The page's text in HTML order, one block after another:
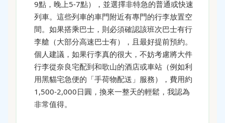
9點，晚上5-7點），並選擇非特急的普通或快速
列車。這些列車的車門附近有專門的行李放置空
間。如果搭乘巴士，則必須確認該班次巴士有行
李艙（大部分高速巴士有），且最好提前預約。
個人建議，如果行李真的很大，不妨考慮將大件
行李從奈良宅配到和歌山的酒店或車站（例如利
用黑貓宅急便的「手荷物配送」服務），費用約
1,500-2,000日圓，換來一整天的輕鬆，我認為
非常值得。